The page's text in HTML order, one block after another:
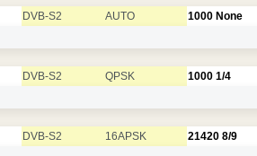
DVB-S2 AUTO 1000 None
DVB-S2 QPSK 1000 1/4
DVB-S2 16APSK 21420 8/9